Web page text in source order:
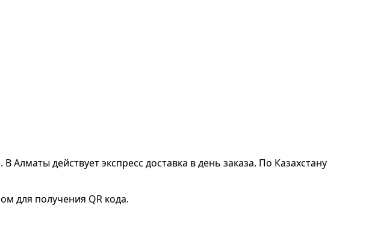
Алматы действует экспресс доставка в день заказа. По Казахстану
для получения QR кода.